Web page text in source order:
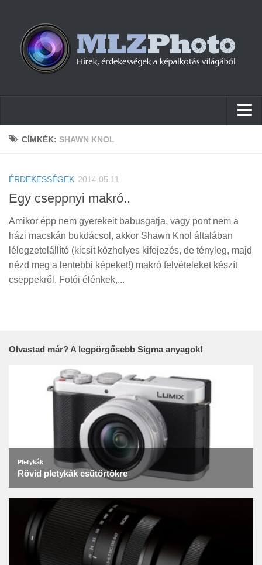
Hírek
Cikkek
Szoftver
Firmware
Tudástár
Tanácsok
Érdekességek
CÍMKÉK: SHAWN KNOL
ÉRDEKESSÉGEK 2014.05.11
Egy cseppnyi makró..
Amikor épp nem gyerekeit babusgatja, vagy pont nem a
házi macskán bukdácsol, akkor Shawn Knol általában
lélegzetelállító (kicsit közhelyes kifejezés, de tényleg, majd
nézd meg a lentebbi képeket!) makró felvételeket készít
cseppekről. Fotói élénkek,...
Olvastad már? A legpörgősebb Sigma anyagok!